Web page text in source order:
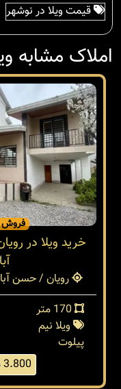
قیمت ویلا در نوشهر
املاک مشابه
فروش
رویان / حسن
ویلا نیم
پیلوت
3.800 میلیارد